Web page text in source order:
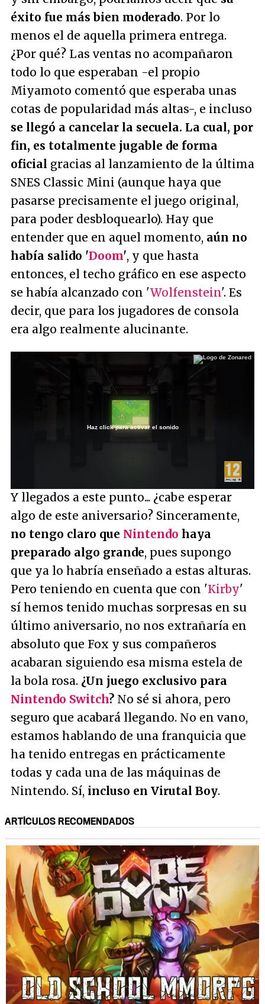
éxito fue más bien moderado. Por lo
menos el de aquella primera entrega.
¿Por qué? Las ventas no acompañaron
todo lo que esperaban -el propio
Miyamoto comentó que esperaba unas
cotas de popularidad más altas-, e incluso
se llegó a cancelar la secuela. La cual, por
fin, es totalmente jugable de forma
oficial gracias al lanzamiento de la última
SNES Classic Mini (aunque haya que
pasarse precisamente el juego original,
para poder desbloquearlo). Hay que
entender que en aquel momento, aún no
había salido 'Doom', y que hasta
entonces, el techo gráfico en ese aspecto
se había alcanzado con 'Wolfenstein'. Es
decir, que para los jugadores de consola
era algo realmente alucinante.
Haz click para activar el sonido
Y llegados a este punto... ¿cabe esperar
algo de este aniversario? Sinceramente,
no tengo claro que Nintendo haya
preparado algo grande, pues supongo
que ya lo habría enseñado a estas alturas.
Pero teniendo en cuenta que con 'Kirby'
sí hemos tenido muchas sorpresas en su
último aniversario, no nos extrañaría en
absoluto que Fox y sus compañeros
acabaran siguiendo esa misma estela de
la bola rosa. ¿Un juego exclusivo para
Nintendo Switch? No sé si ahora, pero
seguro que acabará llegando. No en vano,
estamos hablando de una franquicia que
ha tenido entregas en prácticamente
todas y cada una de las máquinas de
Nintendo. Sí, incluso en Virutal Boy.
ARTÍCULOS RECOMENDADOS